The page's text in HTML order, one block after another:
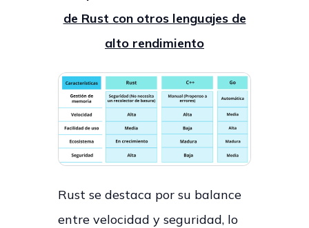
de Rust con otros lenguajes de
alto rendimiento
Rust se destaca por su balance
entre velocidad y seguridad, lo